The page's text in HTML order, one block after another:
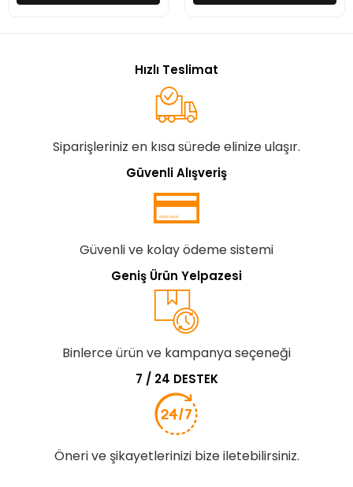
Hızlı Teslimat
Siparişleriniz en kısa sürede elinize ulaşır.
Güvenli Alışveriş
Güvenli ve kolay ödeme sistemi
Geniş Ürün Yelpazesi
Binlerce ürün ve kampanya seçeneği
7 / 24 DESTEK
Öneri ve şikayetlerinizi bize iletebilirsiniz.